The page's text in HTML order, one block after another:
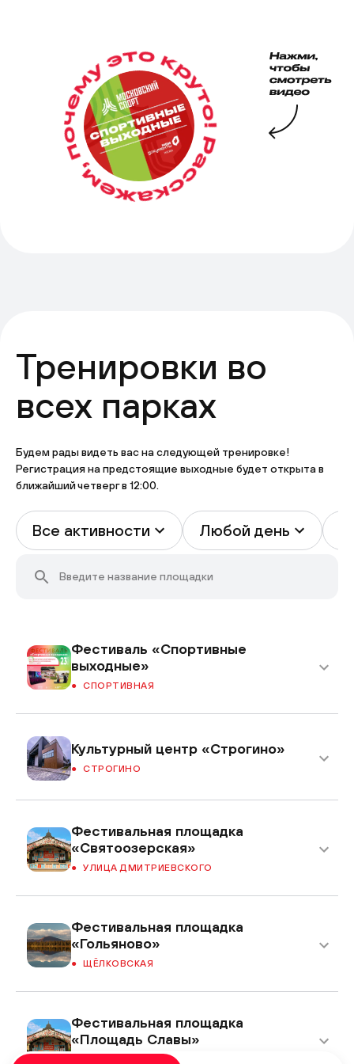
Тренировки во
всех парках
Будем рады видеть вас на следующей тренировке!
Регистрация на предстоящие выходные будет открыта в
ближайший четверг в 12:00.
Все активности Любой день
Фестиваль «Спортивные
выходные»
СПОРТИВНАЯ
Культурный центр «Строгино»
СТРОГИНО
Фестивальная площадка
«Святоозерская»
УЛИЦА ДМИТРИЕВСКОГО
Фестивальная площадка
«Гольяново»
ЩЁЛКОВСКАЯ
Фестивальная площадка
«Площадь Славы»